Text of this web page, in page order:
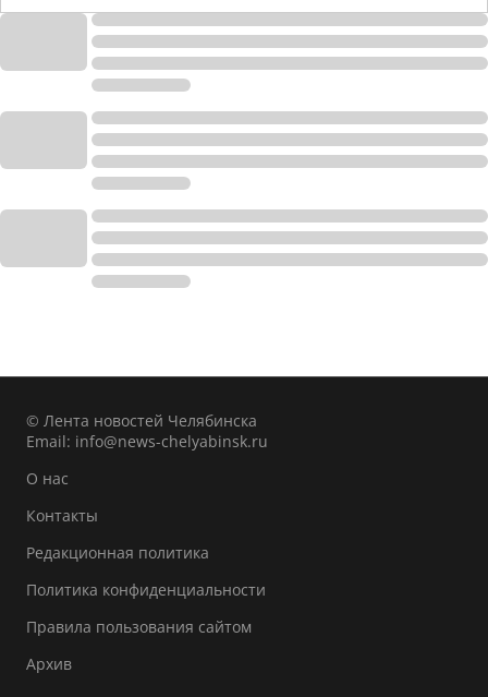
© Лента новостей Челябинска
Email: info@news-chelyabinsk.ru
О нас
Контакты
Редакционная политика
Политика конфиденциальности
Правила пользования сайтом
Архив